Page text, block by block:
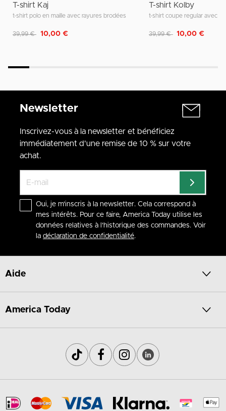
T-shirt Kaj
t-shirt polo en maille avec rayures brodées
Remise de
39,99 € 10,00 €
T-shirt Kolby
t-shirt coupe regular avec
Remise de
39,99 € 10,00 €
Newsletter
Inscrivez-vous à la newsletter et bénéficiez
immédiatement d'une remise de 10 % sur votre
achat.
Oui, je m'inscris à la newsletter. Cela correspond à
mes intérêts. Pour ce faire, America Today utilise les
données relatives à l'historique des commandes. Voir
la déclaration de confidentialité.
Aide
America Today